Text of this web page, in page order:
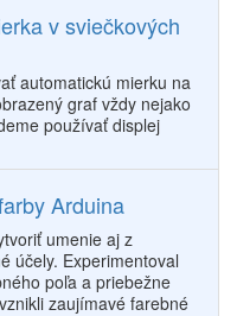
v sviečkových
automatickú mierku na
graf vždy nejako
používať displej
Arduina
umenie aj z
účely. Experimentoval
poľa a priebežne
zaujímavé farebné